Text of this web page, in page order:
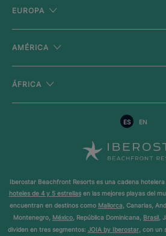
EUROPA
AMÉRICA
ÁFRICA
ES EN
Iberostar Beachfront Resorts es una cadena
hoteles de 4 y 5 estrellasen las mejores playas del
encuentran en destinos como Mallorca, Canarias,
Montenegro, México, República Dominicana, Brasil,
dividen en tres segmentos: JOIA by Iberostar, con un